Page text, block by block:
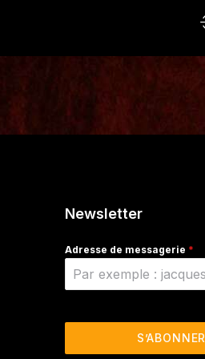
Newsletter
Adresse de messagerie *
S’ABONNER